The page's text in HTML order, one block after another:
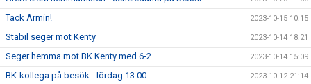
Tack Armin! 2023-10-15 10:15
Stabil seger mot Kenty 2023-10-14 18:21
Seger hemma mot BK Kenty med 6-2 2023-10-14 15:09
BK-kollega på besök - lördag 13.00 2023-10-12 21:14